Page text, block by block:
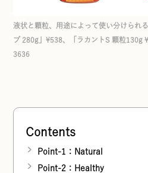
液状と顆粒、用途によって使い分けられ
プ 280g」¥538、「ラカントS 顆粒
3636
Contents
Point-1：Natural
Point-2：Healthy